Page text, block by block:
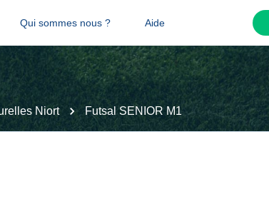
Qui sommes nous ? Aide
Niort Futsal SENIOR M1